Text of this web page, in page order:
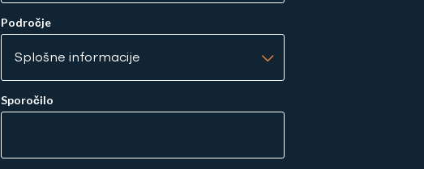
Področje
Sporočilo